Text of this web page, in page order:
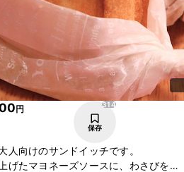
円
314
保存
人向けのサンドイッチです。
げたマヨネーズソースに、わさびを入